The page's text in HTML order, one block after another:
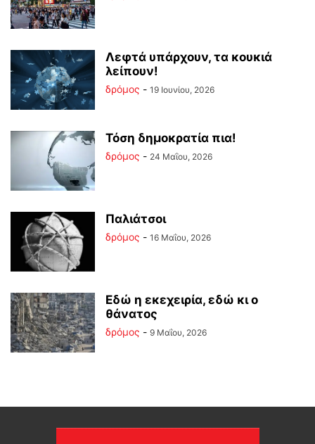
Λεφτά υπάρχουν, τα κουκιά
λείπουν!
δρόμος - 19 Ιουνίου, 2026
Τόση δημοκρατία πια!
δρόμος - 24 Μαΐου, 2026
Παλιάτσοι
δρόμος - 16 Μαΐου, 2026
Εδώ η εκεχειρία, εδώ κι ο
θάνατος
δρόμος - 9 Μαΐου, 2026